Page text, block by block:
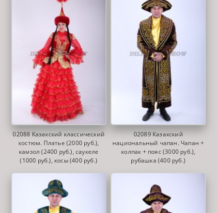
02088 Казахский классический
костюм. Платье (2000 руб.),
камзол (2400 руб.), саукеле
(1000 руб.), косы (400 руб.)
02089 Казахский
национальный чапан. Чапан +
колпак + пояс (3000 руб.),
рубашка (400 руб.)